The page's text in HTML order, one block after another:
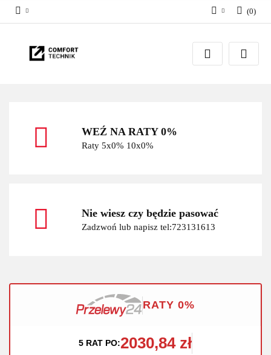
Zaloguj się
Zarejestruj się
(0)
WEŹ NA RATY 0%
Raty 5x0% 10x0%
Nie wiesz czy będzie pasować
Zadzwoń lub napisz tel:723131613
RATY 0%
5 RAT PO:2030,84 zł